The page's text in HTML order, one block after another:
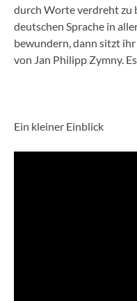
durch Worte verdreht zu
deutschen Sprache in
bewundern, dann sitzt
von Jan Philipp Zymny.
Ein kleiner Einblick